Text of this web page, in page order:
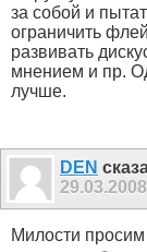
за собой и
ограничить
развивать
мнением и пр.
лучше.
DEN
29.03.2008
Милости просим